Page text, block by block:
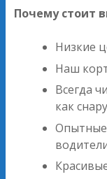
Почему стоит
Низкие
Наш
Всегда
как